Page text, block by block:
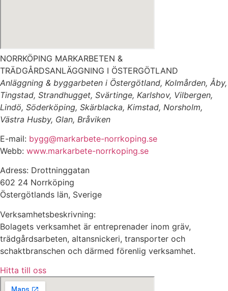
NORRKÖPING MARKARBETEN &
TRÄDGÅRDSANLÄGGNING I ÖSTERGÖTLAND
Anläggning & byggarbeten i Östergötland, Kolmården, Åby,
Tingstad, Strandhugget, Svärtinge, Karlshov, Vilbergen,
Lindö, Söderköping, Skärblacka, Kimstad, Norsholm,
Västra Husby, Glan, Bråviken
E-mail: bygg@markarbete-norrkoping.se
Webb: www.markarbete-norrkoping.se
Adress: Drottninggatan
602 24 Norrköping
Östergötlands län, Sverige
Verksamhetsbeskrivning:
Bolagets verksamhet är entreprenader inom gräv,
trädgårdsarbeten, altansnickeri, transporter och
schaktbranschen och därmed förenlig verksamhet.
Hitta till oss